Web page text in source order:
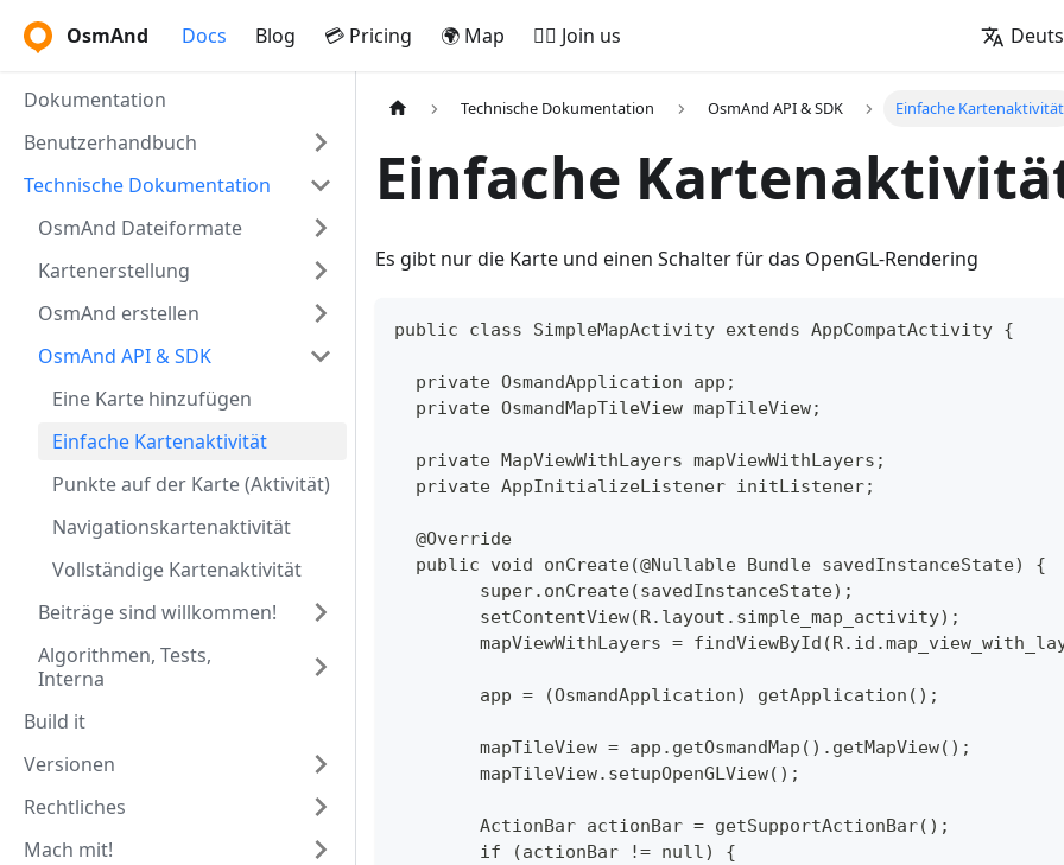
OsmAnd Docs Blog 💳 Pricing 🌍 Map 🚵‍♂️ Join us
Dokumentation
Benutzerhandbuch
Technische Dokumentation
OsmAnd Dateiformate
Kartenerstellung
OsmAnd erstellen
OsmAnd API & SDK
Eine Karte hinzufügen
Einfache Kartenaktivität
Punkte auf der Karte (Aktivität)
Navigationskartenaktivität
Vollständige Kartenaktivität
Beiträge sind willkommen!
Algorithmen, Tests,
Interna
Build it
Versionen
Rechtliches
Mach mit!
Technische Dokumentation OsmAnd API & SDK Einfache Kartenaktivität
Einfache
Es gibt nur die Karte und einen Schalter für das OpenGL-Rendering
public class SimpleMapActivity extends AppCompatActivity {
  private OsmandApplication app;
  private OsmandMapTileView mapTileView;
  private MapViewWithLayers mapViewWithLayers;
  private AppInitializeListener initListener;
  @Override
  public void onCreate(@Nullable Bundle savedInstanceState) {
  	super.onCreate(savedInstanceState);
  	setContentView(R.layout.simple_map_activity);
mapViewWithLayers =
  	app = (OsmandApplication) getApplication();
  	mapTileView = app.getOsmandMap().getMapView();
  	mapTileView.setupOpenGLView();
  	ActionBar actionBar = getSupportActionBar();
  	if (actionBar != null) {